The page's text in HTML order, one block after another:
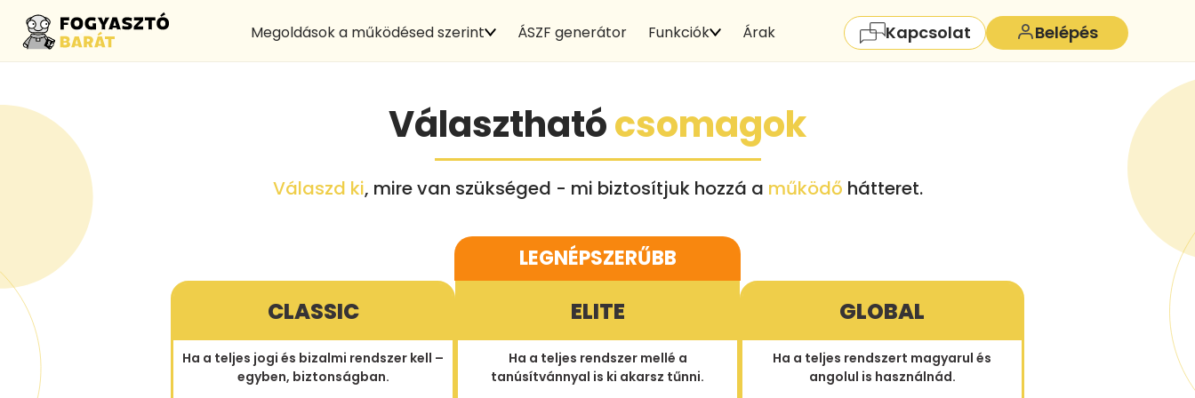
Megoldások a működésed szerint ÁSZF generátor Funkciók Árak Kapcsolat Belépés
Választhatócsomagok
Válaszd ki, mire van szükséged - mi biztosítjuk hozzá a működő hátteret.
CLASSIC
Ha a teljes jogi és bizalmi rendszer kell –
egyben, biztonságban.
ELITE
Ha a teljes rendszer mellé a
tanúsítvánnyal is ki akarsz tűnni.
GLOBAL
Ha a teljes rendszert magyarul és
angolul is használnád.